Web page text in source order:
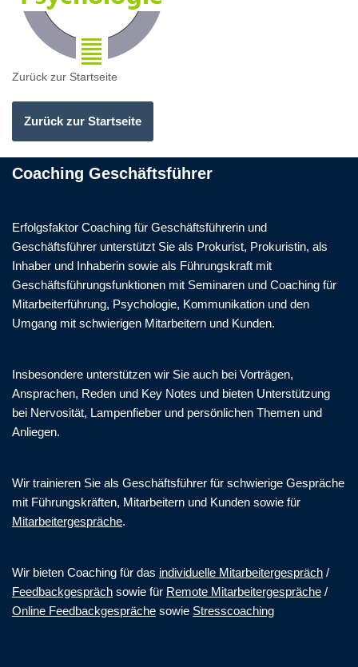
Zurück zur Startseite
Zurück zur Startseite
Coaching Geschäftsführer
Erfolgsfaktor Coaching für Geschäftsführerin und
Geschäftsführer unterstützt Sie als Prokurist, Prokuristin, als
Inhaber und Inhaberin sowie als Führungskraft mit
Geschäftsführungsfunktionen mit Seminaren und Coaching für
Mitarbeiterführung, Psychologie, Kommunikation und den
Umgang mit schwierigen Mitarbeitern und Kunden.
Insbesondere unterstützen wir Sie auch bei Vorträgen,
Ansprachen, Reden und Key Notes und bieten Unterstützung
bei Nervosität, Lampenfieber und persönlichen Themen und
Anliegen.
Wir trainieren Sie als Geschäftsführer für schwierige Gespräche
mit Führungskräften, Mitarbeitern und Kunden sowie für
Mitarbeitergespräche.
Wir bieten Coaching für das individuelle Mitarbeitergespräch /
Feedbackgespräch sowie für Remote Mitarbeitergespräche /
Online Feedbackgespräche sowie Stresscoaching